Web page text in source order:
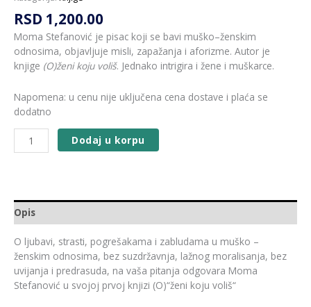
RSD 1,200.00
Moma Stefanović je pisac koji se bavi muško–ženskim
odnosima, objavljuje misli, zapažanja i aforizme. Autor je
knjige (O)ženi koju voliš. Jednako intrigira i žene i muškarce.
Napomena: u cenu nije uključena cena dostave i plaća se
dodatno
Dodaj u korpu
Opis
O ljubavi, strasti, pogrešakama i zabludama u muško –
ženskim odnosima, bez suzdržavnja, lažnog moralisanja, bez
uvijanja i predrasuda, na vaša pitanja odgovara Moma
Stefanović u svojoj prvoj knjizi (O)“ženi koju voliš“